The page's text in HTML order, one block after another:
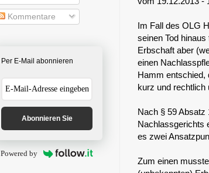
Im Fall des OLG
seinen Tod
Erbschaft aber
einen
Hamm entschied,
kurz und rechtlich
Nach § 59
Nachlassgerichts
es zwei
Zum einen
Kommentare
Per E-Mail abonnieren
Abonnieren Sie
Powered by